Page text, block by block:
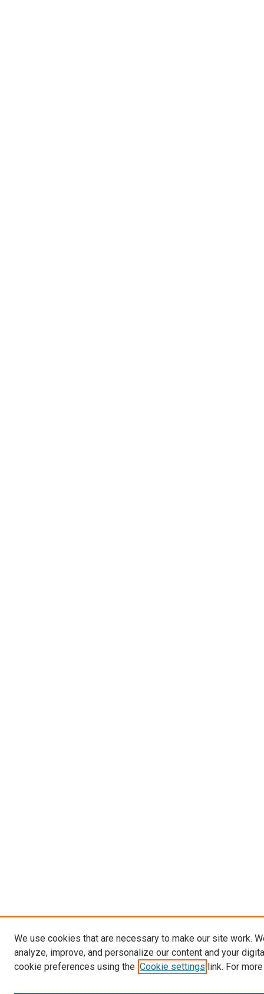
We use cookies that are necessary to make our site work.
analyze, improve, and personalize our content and your
cookie preferences using the Cookie settings link. For